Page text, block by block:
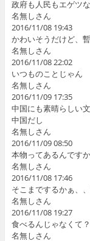
政府も人民もエゲツな
名無しさん
2016/11/08 19:43
かわいそうだけど、
名無しさん
2016/11/08 22:02
いつものことじゃん
名無しさん
2016/11/09 17:35
中国にも素晴らしい
中国だし
名無しさん
2016/11/09 08:50
本物ってあるんですか
名無しさん
2016/11/08 17:46
そこまでするかぁ、、
名無しさん
2016/11/08 19:27
食べるんじゃなくて？
名無しさん